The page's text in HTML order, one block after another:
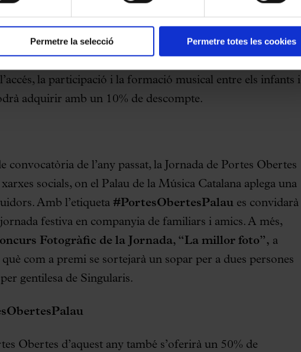
Permetre la selecció Permetre totes les cookies
i universal,
primer títol de la col·lecció de llibres-CD
gaudir i compartir en família. Es tracta de la primera
Catalana amb la col·laboració del segell discogràfic Satélite
la participació i la formació musical entre els infants i
adquirir amb un 10% de descompte.
de l’any passat, la Jornada de Portes Obertes
socials, on el Palau de la Música Catalana aplega una
Amb l’etiqueta #PortesObertesPalau es convidarà
festiva en companyia de familiars i amics. A més,
Fotogràfic de la Jornada, “La millor foto”, a
com a premi se sortejarà un sopar per a dues persones
gentilesa de Singularis.
Obertes d’aquest any també s’oferirà un 50% de